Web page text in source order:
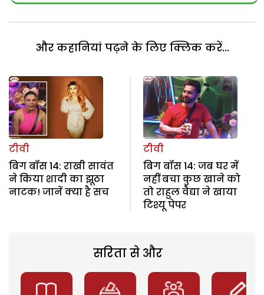
और कहानियां पढ़ने के लिए क्लिक करें...
टीवी
बिग बॉस 14: राखी सावंत
ने किया शादी का झूठा
नाटक! जानें क्या है सच
टीवी
बिग बॉस 14: जब घर में
नहीं बचा कुछ खाने को
तो राहुल वैद्या ने खाया
टिश्यू पेपर
सरिता से और